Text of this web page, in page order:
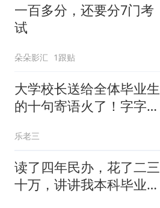
一百多分，还要分7门考
试
朵朵影汇 1跟贴
大学校长送给全体毕业生
的十句寄语火了！字字恳
乐老三
读了四年民办，花了二三
十万，讲讲我本科毕业都